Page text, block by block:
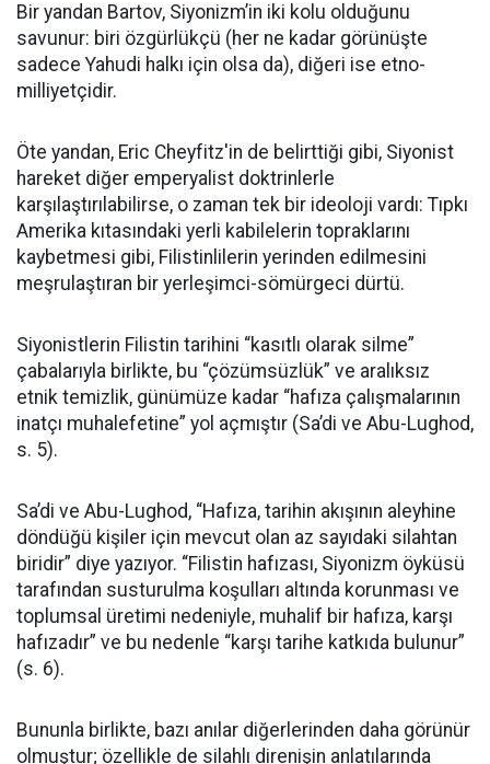
Bir yandan Bartov, Siyonizm’in iki kolu olduğunu
savunur: biri özgürlükçü (her ne kadar görünüşte
sadece Yahudi halkı için olsa da), diğeri ise etno-
milliyetçidir.
Öte yandan, Eric Cheyfitz'in de belirttiği gibi, Siyonist
hareket diğer emperyalist doktrinlerle
karşılaştırılabilirse, o zaman tek bir ideoloji vardı: Tıpkı
Amerika kıtasındaki yerli kabilelerin topraklarını
kaybetmesi gibi, Filistinlilerin yerinden edilmesini
meşrulaştıran bir yerleşimci-sömürgeci dürtü.
Siyonistlerin Filistin tarihini “kasıtlı olarak silme”
çabalarıyla birlikte, bu “çözümsüzlük” ve aralıksız
etnik temizlik, günümüze kadar “hafıza çalışmalarının
inatçı muhalefetine” yol açmıştır (Sa’di ve Abu-Lughod,
s. 5).
Sa’di ve Abu-Lughod, “Hafıza, tarihin akışının aleyhine
döndüğü kişiler için mevcut olan az sayıdaki silahtan
biridir” diye yazıyor. “Filistin hafızası, Siyonizm öyküsü
tarafından susturulma koşulları altında korunması ve
toplumsal üretimi nedeniyle, muhalif bir hafıza, karşı
hafızadır” ve bu nedenle “karşı tarihe katkıda bulunur”
(s. 6).
Bununla birlikte, bazı anılar diğerlerinden daha görünür
olmuştur; özellikle de silahlı direnişin anlatılarında